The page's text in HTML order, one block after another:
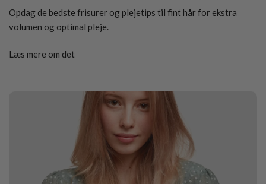
Opdag de bedste frisurer og plejetips til fint hår for ekstra
volumen og optimal pleje.
Læs mere om det